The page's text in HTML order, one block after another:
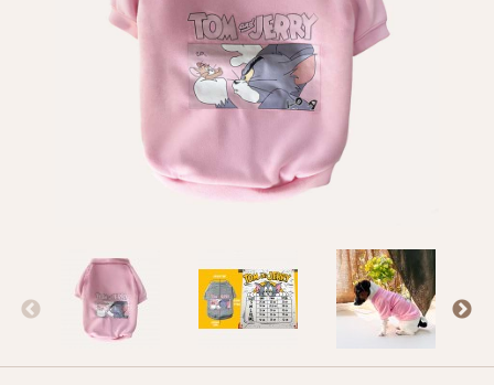
Оплата і доставка
Програма лояльності
Оптовим клієнтам
Контакти
+380 (95) 095-00-05